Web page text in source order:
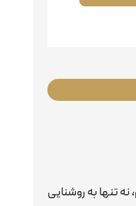
تنها به روشنایی